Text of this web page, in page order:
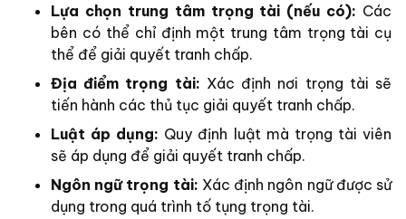
Lựa chọn trung tâm trọng tài (nếu có): Các
bên có thể chỉ định một trung tâm trọng tài cụ
thể để giải quyết tranh chấp.
Địa điểm trọng tài: Xác định nơi trọng tài sẽ
tiến hành các thủ tục giải quyết tranh chấp.
Luật áp dụng: Quy định luật mà trọng tài viên
sẽ áp dụng để giải quyết tranh chấp.
Ngôn ngữ trọng tài: Xác định ngôn ngữ được sử
dụng trong quá trình tố tụng trọng tài.